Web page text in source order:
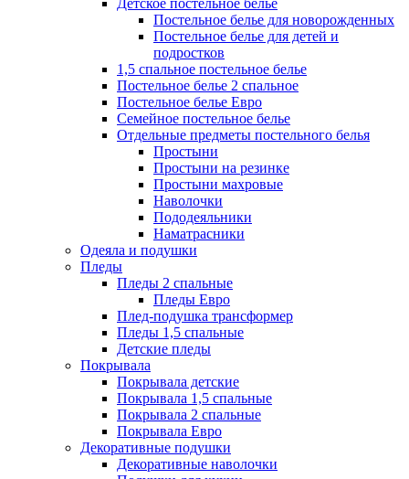
Детское постельное белье
Постельное белье для новорожденных
Постельное белье для детей и
подростков
1,5 спальное постельное белье
Постельное белье 2 спальное
Постельное белье Евро
Семейное постельное белье
Отдельные предметы постельного белья
Простыни
Простыни на резинке
Простыни махровые
Наволочки
Пододеяльники
Наматрасники
Одеяла и подушки
Пледы
Пледы 2 спальные
Пледы Евро
Плед-подушка трансформер
Пледы 1,5 спальные
Детские пледы
Покрывала
Покрывала детские
Покрывала 1,5 спальные
Покрывала 2 спальные
Покрывала Евро
Декоративные подушки
Декоративные наволочки